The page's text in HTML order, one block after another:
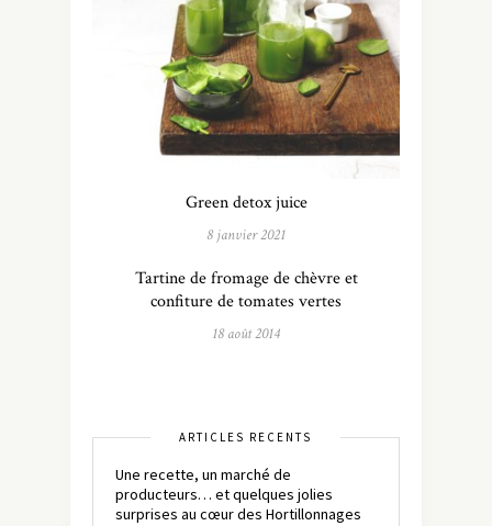
Green detox juice
8 janvier 2021
Tartine de fromage de chèvre et
confiture de tomates vertes
18 août 2014
ARTICLES RÉCENTS
Une recette, un marché de
producteurs… et quelques jolies
surprises au cœur des Hortillonnages